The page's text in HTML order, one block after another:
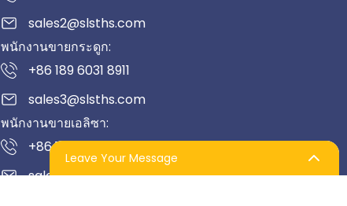
sales2@slsths.com
พนักงานขายกระดูก:
+86 189 6031 8911
sales3@slsths.com
พนักงานขายเอลิซา:
+86 139 0505 4696
sales4@slsths.com
Leave Your Message